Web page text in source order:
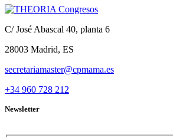
C/ José Abascal 40, planta 6
28003 Madrid, ES
secretariamaster@cpmama.es
+34 960 728 212
Newsletter